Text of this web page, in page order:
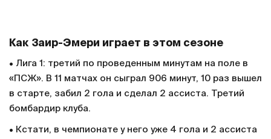
Как Заир-Эмери играет в этом сезоне
• Лига 1: третий по проведенным минутам на поле в
«ПСЖ». В 11 матчах он сыграл 906 минут, 10 раз вышел
в старте, забил 2 гола и сделал 2 ассиста. Третий
бомбардир клуба.
• Кстати, в чемпионате у него уже 4 гола и 2 ассиста